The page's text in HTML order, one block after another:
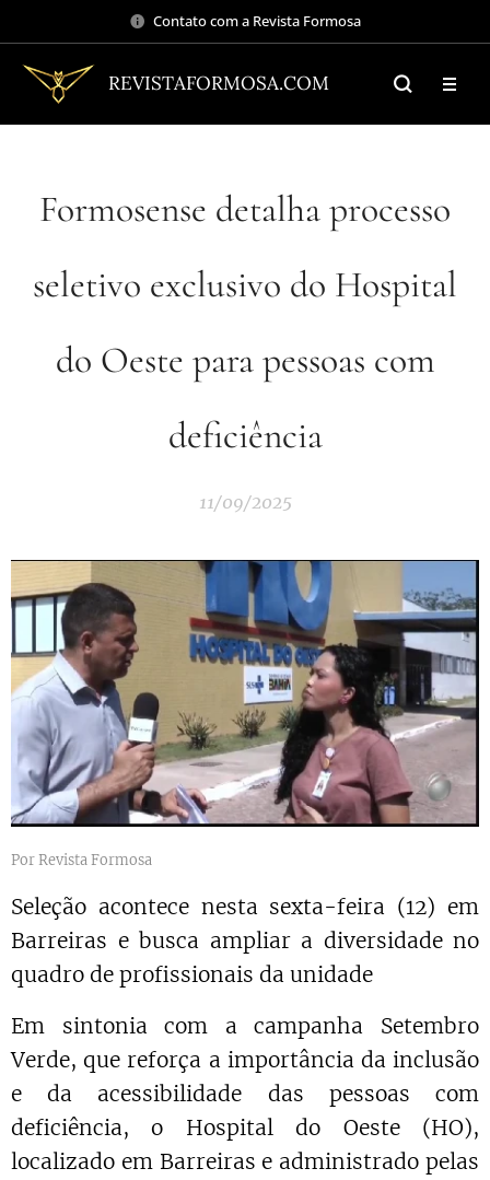
Contato com a Revista Formosa
REVISTAFORMOSA.COM
Formosense detalha processo
seletivo exclusivo do Hospital
do Oeste para pessoas com
deficiência
11/09/2025
Por Revista Formosa
Seleção acontece nesta sexta-feira (12) em
Barreiras e busca ampliar a diversidade no
quadro de profissionais da unidade
Em sintonia com a campanha Setembro
Verde, que reforça a importância da inclusão
e da acessibilidade das pessoas com
deficiência, o Hospital do Oeste (HO),
localizado em Barreiras e administrado pelas